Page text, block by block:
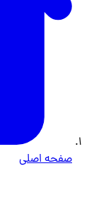
صفحه اصلی